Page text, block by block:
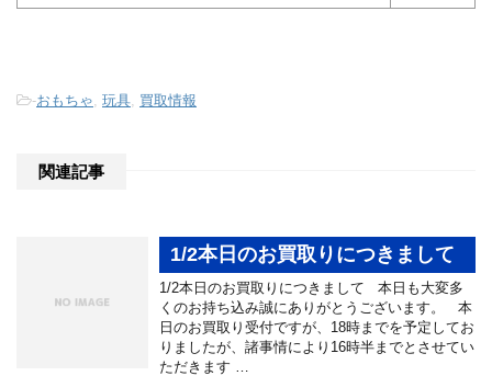
-おもちゃ 玩具 買取情報
関連記事
1/2本日のお買取りにつきまして
1/2本日のお買取りにつきまして 本日も大変多
くのお持ち込み誠にありがとうございます。 本
日のお買取り受付ですが、18時までを予定してお
りましたが、諸事情により16時半までとさせてい
ただきます …